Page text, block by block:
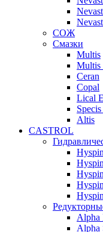
СОЖ
Смазки
Multis
Multis
Ceran
Copal
Lical
Altis
CASTROL
Alpha
Alpha